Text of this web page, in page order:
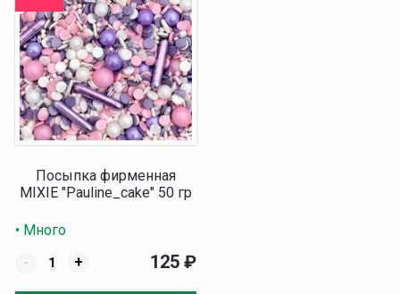
Посыпка фирменная
MIXIE "Pauline_cake" 50 гр
• Много
-
+ 125 ₽